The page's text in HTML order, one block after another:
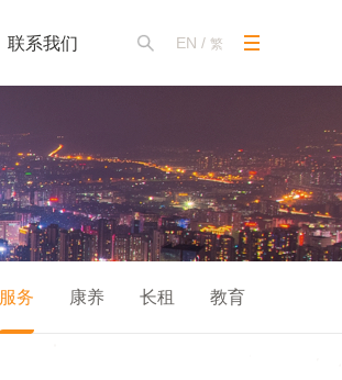
联系我们 EN / 繁
服务 康养 长租 教育